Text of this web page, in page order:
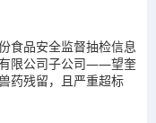
食品安全监督抽检信息
限公司子公司——望奎
药残留，且严重超标